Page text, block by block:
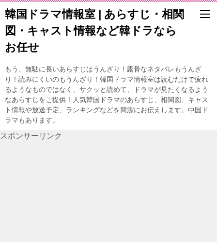
韓国ドラマ情報室 | あらすじ・相関
図・キャスト情報など韓ドラなら
お任せ
もう、無駄に長いあらすじはうんざり！露骨なネタバレもうんざ
り！読みにくいのもうんざり！韓国ドラマ情報室は読むだけで疲れ
るようなものではなく、サクッと読めて、ドラマが見たくなるよう
なあらすじをご提供！人気韓国ドラマのあらすじ、相関図、キャス
ト情報や放送予定、ランキングなどを簡潔にお伝えします。中国ド
ラマもあります。
スポンサーリンク